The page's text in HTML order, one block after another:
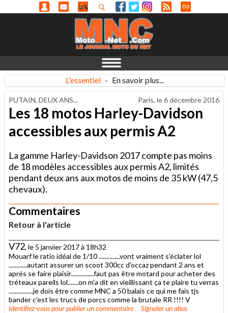
L'essentiel - En savoir plus...
PUTAIN, DEUX ANS... Paris, le6 décembre 2016
Les 18 motos Harley-Davidson
accessibles aux permis A2
La gamme Harley-Davidson 2017 compte pas moins
de 18 modèles accessibles aux permis A2, limités
pendant deux ans aux motos de moins de 35 kW (47,5
chevaux).
Commentaires
Retour à l'article
V72, le 5 janvier 2017 à 18h32
Mouarf le ratio idéal de 1/10 ..............vont vraiment s'éclater lol
............autant assurer un scoot 300cc d'occaz pendant 2 ans et
aprés se faire plaisir...............faut pas être motard pour acheter des
tréteaux pareils lol.......on m'a dit en vieillissant ça te plaire tu verras
................je dois être comme MNC a 50 balais ce qui me fais tjs
bander c'est les trucs de porcs comme la brutale RR !!!! V
Identifiez-vouspour publier un commentaire Signaler un abus